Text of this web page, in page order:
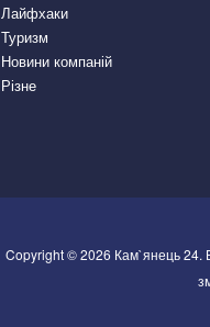
Лайфхаки
Туризм
Новини компаній
Різне
Copyright © 2026 Кам`янець 24.